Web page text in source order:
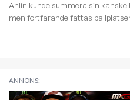
Ahlin kunde summera sin kanske
men fortfarande fattas
ANNONS: